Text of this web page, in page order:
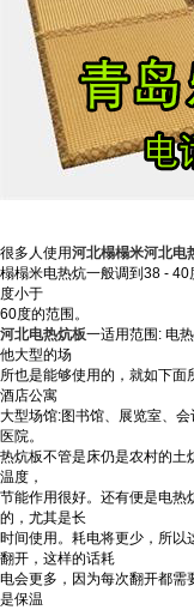
很多人使用河北榻榻米河北电
榻榻米电热炕一般调到38 - 40
度小于
60度的范围。
河北电热炕板一适用范围: 电
他大型的场
所也是能够使用的，就如下面
酒店公寓
大型场馆:图书馆、展览室、
医院。
热炕板不管是床仍是农村的土
温度，
节能作用很好。还有便是电热
的，尤其是长
时间使用。 耗电将更少，所以
翻开，这样的话耗
电会更多，因为每次翻开都需
是保温